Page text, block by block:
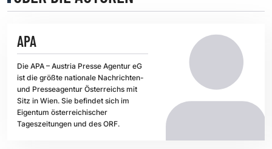
APA
Die APA – Austria Presse Agentur eG
ist die größte nationale Nachrichten-
und Presseagentur Österreichs mit
Sitz in Wien. Sie befindet sich im
Eigentum österreichischer
Tageszeitungen und des ORF.